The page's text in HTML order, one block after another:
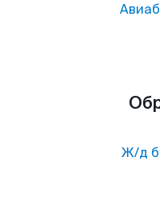
Ж/д